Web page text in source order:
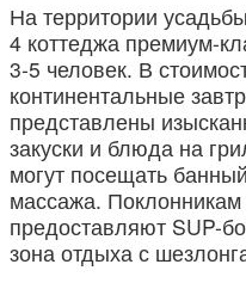
На территории
4 коттеджа премиум-
3-5 человек. В
континентальные
представлены
закуски и блюда на
могут посещать
массажа.
предоставляют SUP-
зона отдыха с